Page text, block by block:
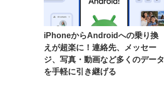
iPhoneからAndroidへの乗り換
えが超楽に！連絡先、メッセー
ジ、写真・動画など多くのデータ
を手軽に引き継げる